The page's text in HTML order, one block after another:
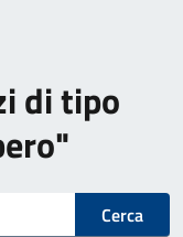
di tipo
Cerca